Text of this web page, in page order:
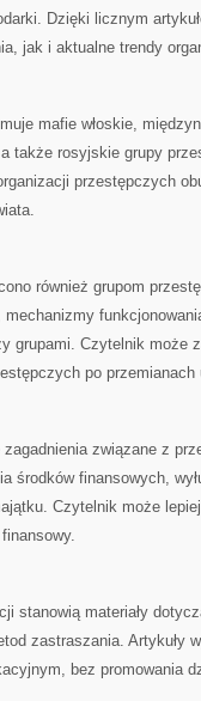
Dzięki licznym
jak i aktualne trendy
mafie włoskie,
także rosyjskie grupy
przestępczych
również grupom
grupami. Czytelnik może
po przemianach
związane z
środków finansowych,
Czytelnik może
stanowią materiały
zastraszania. Artykuły
bez promowania